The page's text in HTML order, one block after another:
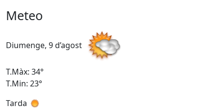
Meteo
Diumenge, 9 d’agost
T.Màx: 34°
T.Min: 23°
Tarda